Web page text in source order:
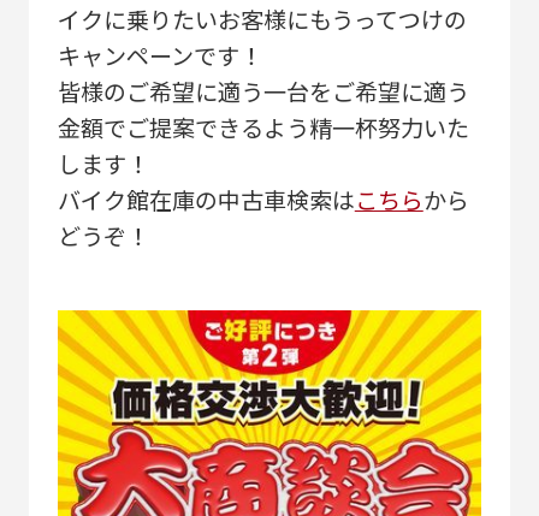
イクに乗りたいお客様にもうってつけの
キャンペーンです！
皆様のご希望に適う一台をご希望に適う
金額でご提案できるよう精一杯努力いた
します！
バイク館在庫の中古車検索はこちらから
どうぞ！